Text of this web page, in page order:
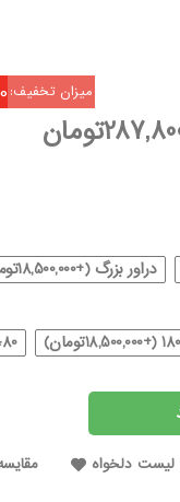
میزان تخفیف:
دراور بزرگ (+18,500,000تومان)
80*160
لیست دلخواه